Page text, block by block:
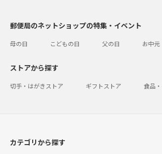
郵便局のネットショップの特集・イベント
母の日 こどもの日 父の日 お中元
ストアから探す
切手・はがきストア ギフトストア 食品
カテゴリから探す